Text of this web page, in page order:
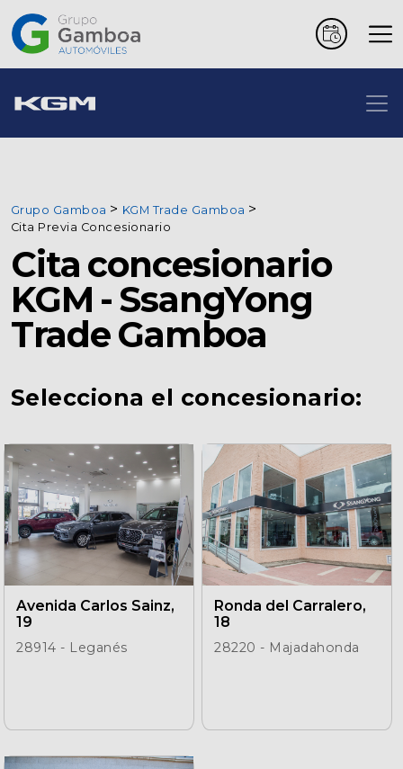
Coches
Marcas
Vehículos
comerciales
Renting
Alquiler
Localizaciones
Gamboa
Contacto
Grupo Gamboa
KGM Trade Gamboa
Cita Previa Concesionario
Cita concesionario
KGM - SsangYong
Trade Gamboa
Selecciona el concesionario:
Avenida Carlos Sainz,
19
28914 - Leganés
Ronda del Carralero,
18
28220 - Majadahonda